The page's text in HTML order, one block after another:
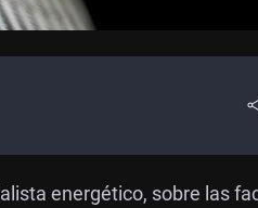
energético, sobre las